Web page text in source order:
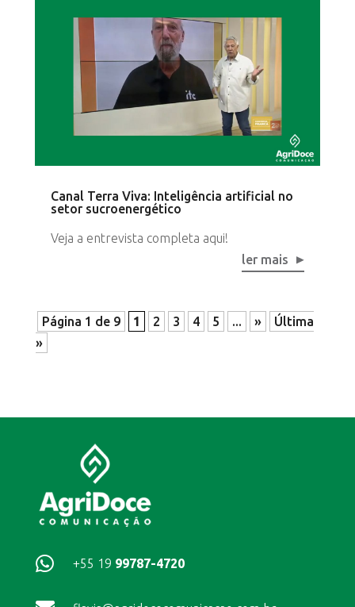
Canal Terra Viva: Inteligência artificial no
setor sucroenergético
Veja a entrevista completa aqui!
ler mais
Página 1 de 9 1 2 3 4 5 ... »
Última
»
 +55 19 99787-4720